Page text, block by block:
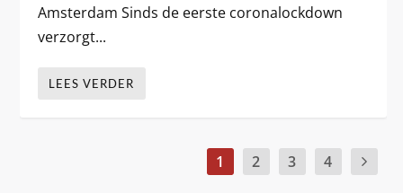
Amsterdam Sinds de eerste coronalockdown
verzorgt...
LEES VERDER
1 2 3 4